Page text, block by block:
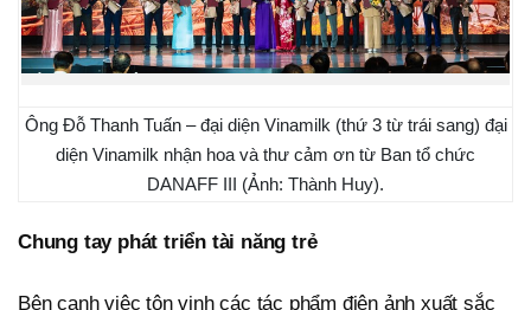
Ông Đỗ Thanh Tuấn – đại diện Vinamilk (thứ 3 từ trái sang) đại
diện Vinamilk nhận hoa và thư cảm ơn từ Ban tổ chức
DANAFF III (Ảnh: Thành Huy).
Chung tay phát triển tài năng trẻ
Bên cạnh việc tôn vinh các tác phẩm điện ảnh xuất sắc